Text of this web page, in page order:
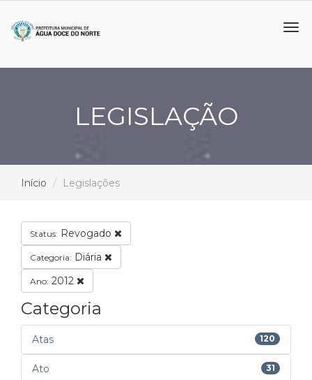
LEGISLAÇÃO
Início Legislações
Status: Revogado
Categoria: Diária
Ano: 2012
Categoria
Atas 120
Ato 31